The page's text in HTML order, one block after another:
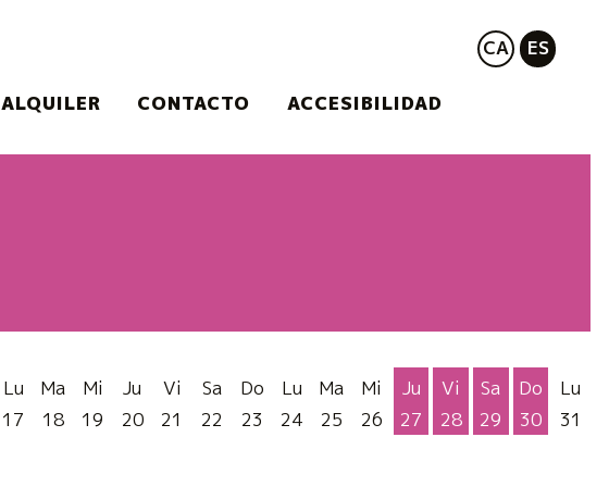
CA ES
ALQUILER CONTACTO ACCESIBILIDAD
Lu
17
Ma
18
Mi
19
Ju
20
Vi
21
Sa
22
Do
23
Lu
24
Ma
25
Mi
26
Ju
27
Vi
28
Sa
29
Do
30
Lu
31